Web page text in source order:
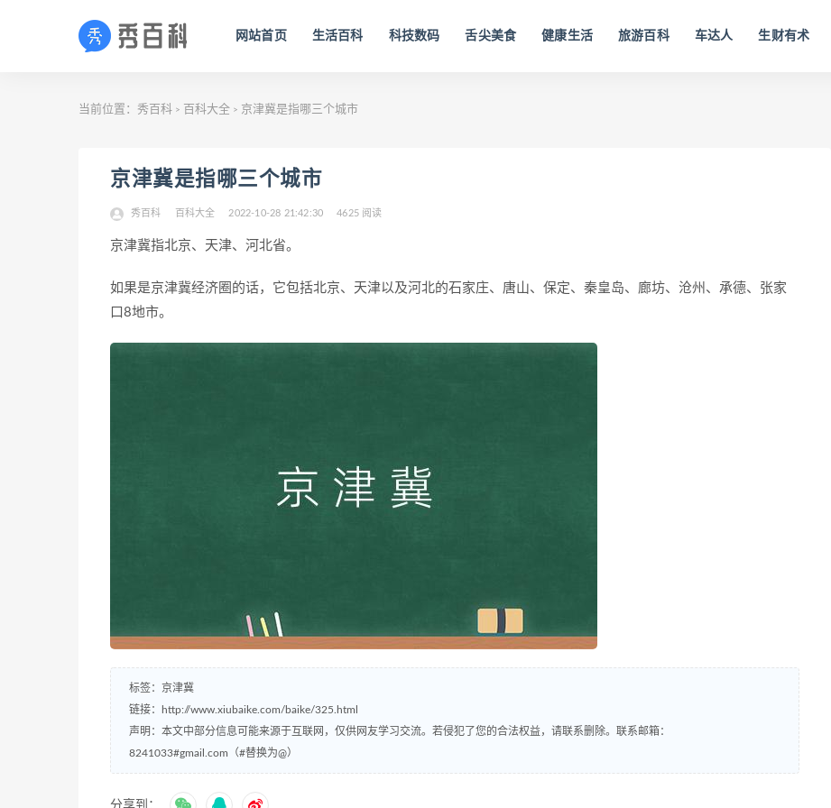
网站首页 生活百科 科技数码 舌尖美食 健康生活 旅游百科 车达人 生财有术
当前位置： 秀百科 > 百科大全 > 京津冀是指哪三个城市
京津冀是指哪三个城市
秀百科 百科大全 2022-10-28 21:42:30 4625 阅读
京津冀指北京、天津、河北省。
如果是京津冀经济圈的话，它包括北京、天津以及河北的石家庄、唐山、保定、秦皇岛、廊坊、沧州、承德、张家
口8地市。
标签： 京津冀
链接：
http://www.xiubaike.com/baike/325.html
声明：本文中部分信息可能来源于互联网，仅供网友学习交流。若侵犯了您的合法权益，请联系删除。联系邮箱：
8241033#gmail.com（#替换为@）
分享到：